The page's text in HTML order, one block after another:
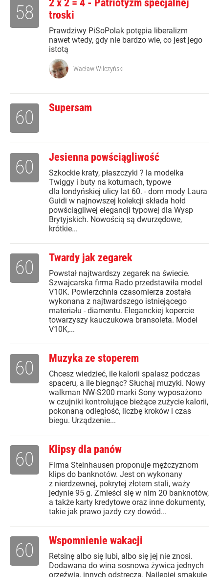
2 x 2 = 4 - Patriotyzm specjalnej
troski
Prawdziwy PiSoPolak potępia liberalizm
nawet wtedy, gdy nie bardzo wie, co jest jego
istotą
58
Wacław Wilczyński
Supersam
60
Jesienna powściągliwość
Szkockie kraty, płaszczyki ? la modelka
Twiggy i buty na koturnach, typowe
dla londyńskiej ulicy lat 60. - dom mody Laura
Guidi w najnowszej kolekcji składa hołd
powściągliwej elegancji typowej dla Wysp
Brytyjskich. Nowością są dwurzędowe,
krótkie...
60
Twardy jak zegarek
Powstał najtwardszy zegarek na świecie.
Szwajcarska firma Rado przedstawiła model
V10K. Powierzchnia czasomierza została
wykonana z najtwardszego istniejącego
materiału - diamentu. Eleganckiej kopercie
towarzyszy kauczukowa bransoleta. Model
V10K,...
60
Muzyka ze stoperem
Chcesz wiedzieć, ile kalorii spalasz podczas
spaceru, a ile biegnąc? Słuchaj muzyki. Nowy
walkman NW-S200 marki Sony wyposażono
w czujniki kontrolujące bieżące zużycie kalorii,
pokonaną odległość, liczbę kroków i czas
biegu. Urządzenie...
60
Klipsy dla panów
Firma Steinhausen proponuje mężczyznom
klips do banknotów. Jest on wykonany
z nierdzewnej, pokrytej złotem stali, waży
jedynie 95 g. Zmieści się w nim 20 banknotów,
a także karty kredytowe oraz inne dokumenty,
takie jak prawo jazdy czy dowód...
60
Wspomnienie wakacji
Retsinę albo się lubi, albo się jej nie znosi.
Dodawana do wina sosnowa żywica jednych
orzeźwia, innych odstręcza. Najlepiej smakuje
60